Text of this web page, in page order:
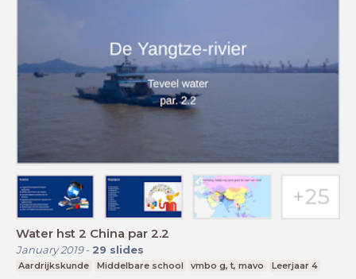
Water hst 2 China par 2.2
January 2019- 29 slides
Aardrijkskunde Middelbare school vmbo g, t, mavo Leerjaar 4